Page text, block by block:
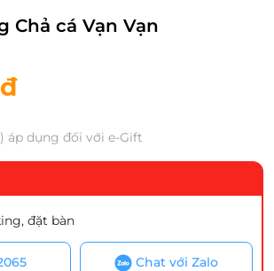
Chả cá Vạn Vạn
áp dụng đối với e-Gift
đặt bàn
Chat với Zalo